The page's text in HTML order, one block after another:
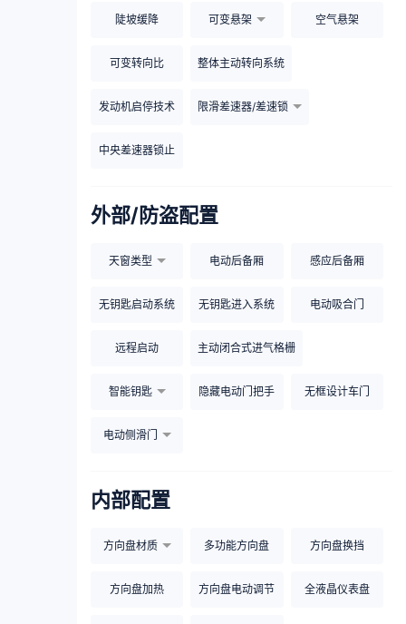
陡坡缓降 可变悬架 空气悬架
可变转向比 整体主动转向系统
发动机启停技术 限滑差速器/差速锁
中央差速器锁止
外部/防盗配置
天窗类型 电动后备厢 感应后备厢
无钥匙启动系统 无钥匙进入系统 电动吸合门
远程启动 主动闭合式进气格栅
智能钥匙 隐藏电动门把手 无框设计车门
电动侧滑门
内部配置
方向盘材质 多功能方向盘 方向盘换挡
方向盘加热 方向盘电动调节 全液晶仪表盘